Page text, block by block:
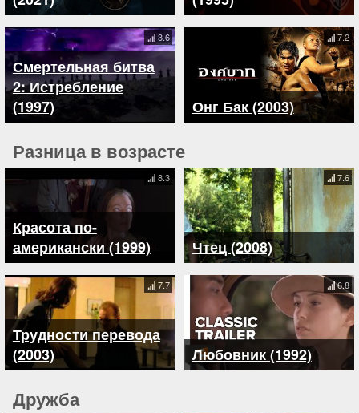
Смертельная битва
2: Истребление
(1997)
3.6
Онг Бак (2003)
7.2
Разница в возрасте
Красота по-
американски (1999)
8.3
Чтец (2008)
7.6
Трудности перевода
(2003)
7.7
Любовник (1992)
6.8
Дружба